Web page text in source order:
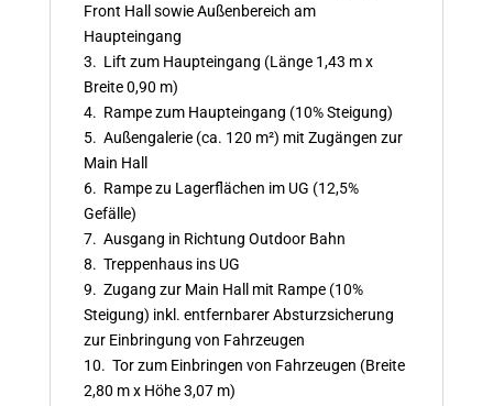
Front Hall sowie Außenbereich am
Haupteingang
3. Lift zum Haupteingang (Länge 1,43 m x
Breite 0,90 m)
4. Rampe zum Haupteingang (10% Steigung)
5. Außengalerie (ca. 120 m²) mit Zugängen zur
Main Hall
6. Rampe zu Lagerflächen im UG (12,5%
Gefälle)
7. Ausgang in Richtung Outdoor Bahn
8. Treppenhaus ins UG
9. Zugang zur Main Hall mit Rampe (10%
Steigung) inkl. entfernbarer Absturzsicherung
zur Einbringung von Fahrzeugen
10. Tor zum Einbringen von Fahrzeugen (Breite
2,80 m x Höhe 3,07 m)